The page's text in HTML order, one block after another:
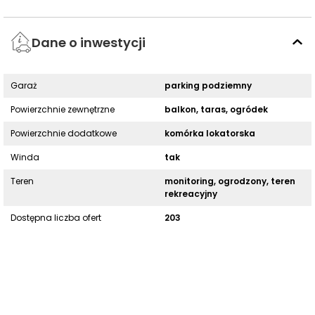
Dane o inwestycji
Garaż
parking podziemny
Powierzchnie zewnętrzne
balkon, taras, ogródek
Powierzchnie dodatkowe
komórka lokatorska
Winda
tak
Teren
monitoring, ogrodzony, teren
rekreacyjny
Dostępna liczba ofert
203